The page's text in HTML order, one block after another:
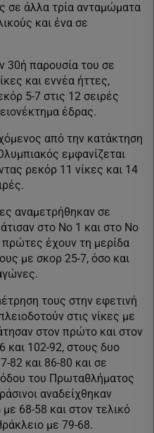
σε άλλα τρία ανταμώματα
και ένα σε
30ή παρουσία του σε
και εννέα ήττες,
5-7 στις 12 σειρές
έδρας.
από την κατάκτηση
εμφανίζεται
ρεκόρ 11 νίκες και 14
αναμετρήθηκαν σε
στο Νο 1 και στο Νο
πρώτες έχουν τη μερίδα
με σκορ 25-7, όσο και
τους στην εφετινή
στις νίκες με
στον πρώτο και στον
και 102-92, στους δυο
82 και 86-80 και σε
του Πρωταθλήματος
αναδείχθηκαν
68-58 και στον τελικό
με 79-68.